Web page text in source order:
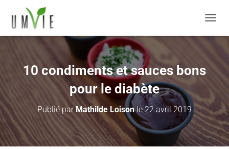
10 condiments et sauces bons
pour le diabète
Publié parMathilde Loisonle22 avril 2019